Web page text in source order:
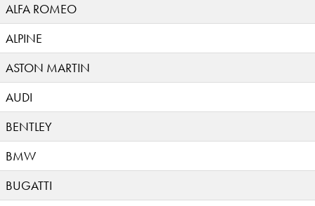
ALFA ROMEO
ALPINE
ASTON MARTIN
AUDI
BENTLEY
BMW
BUGATTI